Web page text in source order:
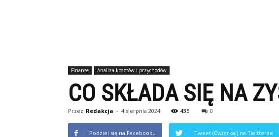
Finanse Analiza kosztów i przychodów
CO SKŁADA SIĘ NA
Przez Redakcja - 4 sierpnia 2024 435 0
Podziel się na Facebooku Tweet (Ćwierkaj) na Twitterze